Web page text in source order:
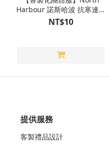
Harbour 諾斯哈波 抗寒連帽
上衣 9500
NT$10
提供服務
客製禮品設計